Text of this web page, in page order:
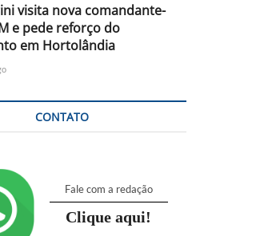
visita nova comandante-
e pede reforço do
em Hortolândia
CONTATO
Fale com a redação
Clique aqui!